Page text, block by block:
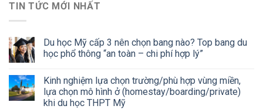
TIN TỨC MỚI NHẤT
Du học Mỹ cấp 3 nên chọn bang nào? Top bang du
học phổ thông “an toàn – chi phí hợp lý”
Kinh nghiệm lựa chọn trường/phù hợp vùng miền,
lựa chọn mô hình ở (homestay/boarding/private)
khi du học THPT Mỹ